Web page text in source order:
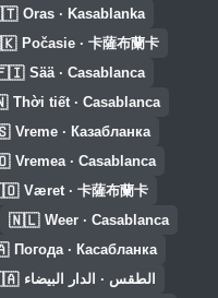
Oras · Kasablanka
Počasie · 卡薩布蘭卡
Sää · Casablanca
Thời tiết · Casablanca
Vreme · Казабланка
Vremea · Casablanca
Været · 卡薩布蘭卡
🇳🇱 Weer · Casablanca
Погода · Касабланка
الطقس · الدار البيضاء